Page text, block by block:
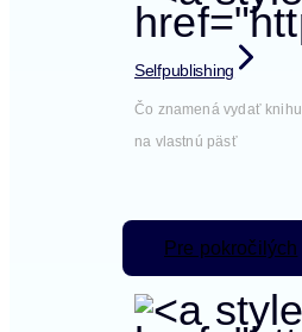
Selfpublishing
Čo znamená vydať knihu
na vlastnú päsť
Pre pokročilých